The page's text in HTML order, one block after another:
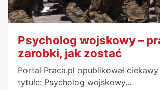
Psycholog wojskowy –
zarobki, jak zostać
Portal Praca.pl opublikował ciekawy
tytule: Psycholog wojskowy...